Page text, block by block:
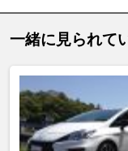
一緒に見られて